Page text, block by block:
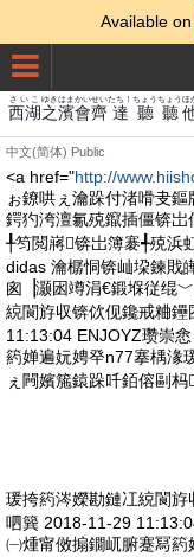
Available on
西湖
さいこ
之
ゆき
濱
はま
會
かい
齊
せい
達
たち！
聽
ちょう
聽
ちょう ほ
中文(简体) Public
<a href="http://
ぉ鐐哄ぇ瀹跺付渚嗗叏
鍔犳洿澶氱殑鑹插僵锛
╀笉閲嶈锛岀簿褰╃殑浜
didas 瀹樼恫锛屾垜鍊戝
囪▕灏囦竴涓€鍛堢従绲
綂閬斿収锛佽伣鑱戒粬
11:13:04 ENJOYZ瓒崇
箹婵遍妧娉癷n77搴楀湪
ぇ闁嬪箷鎱跺吀銆傛剾
瑗挎箹涔嬫勘鏈冮綂閬
呬簨 2018-11-29
㈠煄甯傚搧鐗屼腑蹇冩